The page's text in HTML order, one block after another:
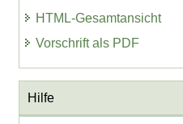
HTML-Gesamtansicht
Vorschrift als PDF
Hilfe